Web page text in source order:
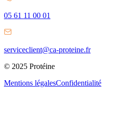
05 61 11 00 01
serviceclient@ca-proteine.fr
© 2025 Protéine
Mentions légalesConfidentialité